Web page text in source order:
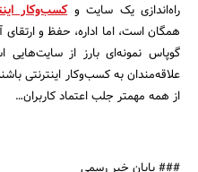
راه‌اندازی یک سایت وکسب‌وکار
همگان است، اما اداره، حفظ و
گوپاس نمونه‌ای‌ بارز از
علاقه‌مندان به کسب‌وکار اینترنتی
از همه مهمتر جلب اعتماد کاربران…